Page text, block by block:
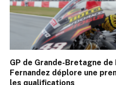
GP de Grande-Bretagne de
Fernandez déplore une
les qualifications